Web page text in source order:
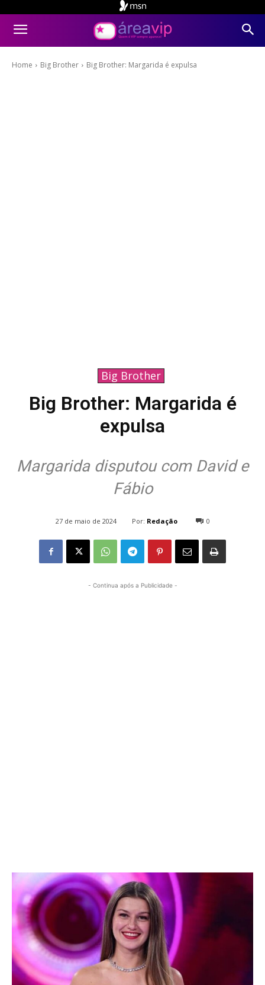
Home Big Brother Big Brother: Margarida é expulsa
Big Brother
Big Brother: Margarida é
expulsa
Margarida disputou com David e
Fábio
27 de maio de 2024 Por: Redação 0
- Continua após a Publicidade -